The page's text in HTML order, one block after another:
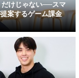
だけじゃない──スマ
案するゲーム課金